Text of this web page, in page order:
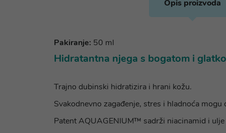
Opis proizvoda
Pakiranje: 50 ml
Hidratantna njega s bogatom i
Trajno dubinski hidratizira i hrani kožu.
Svakodnevno zagađenje, stres i hladnoća
Patent AQUAGENIUM™ sadrži niacinamid i